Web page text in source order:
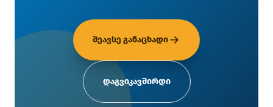
შეავსე განაცხადი
დაგვიკავშირდი